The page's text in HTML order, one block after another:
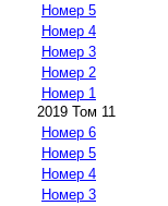
Номер 5
Номер 4
Номер 3
Номер 2
Номер 1
2019 Том 11
Номер 6
Номер 5
Номер 4
Номер 3